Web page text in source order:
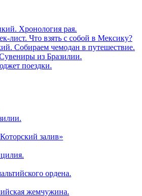
Хронология рая.
лист. Что взять с собой в Мексику?
Собираем чемодан в путешествие.
из Бразилии.
поездки.
залив»
ордена.
жемчужина.